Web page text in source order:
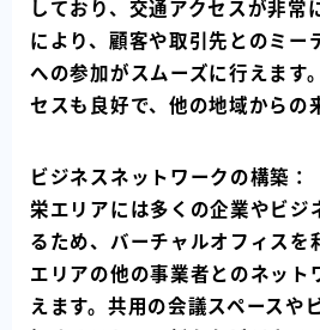
しており、交通アクセスが非常
により、顧客や取引先とのミー
への参加がスムーズに行えます
セスも良好で、他の地域からの
ビジネスネットワークの構築：
栄エリアには多くの企業やビジ
るため、バーチャルオフィスを
エリアの他の事業者とのネット
えます。共用の会議スペースや